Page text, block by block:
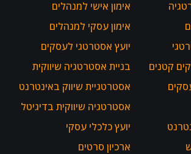
אימון אישי למנהלים
אימון עסקי למנהלים
יועץ אסטרטגי לעסקים
בניית אסטרטגיה שיווקית
אסטרטגיית שיווק באינטרנט
אסטרטגיה שיווקית בדיגיטל
יועץ כלכלי עסקי
ארכיון סרטים
קטנים